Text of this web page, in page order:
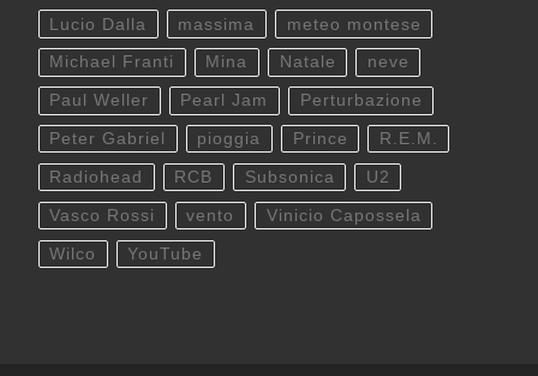
Lucio Dalla massima meteo montese
Michael Franti Mina Natale neve
Paul Weller Pearl Jam Perturbazione
Peter Gabriel pioggia Prince R.E.M.
Radiohead RCB Subsonica U2
Vasco Rossi vento Vinicio Capossela
Wilco YouTube